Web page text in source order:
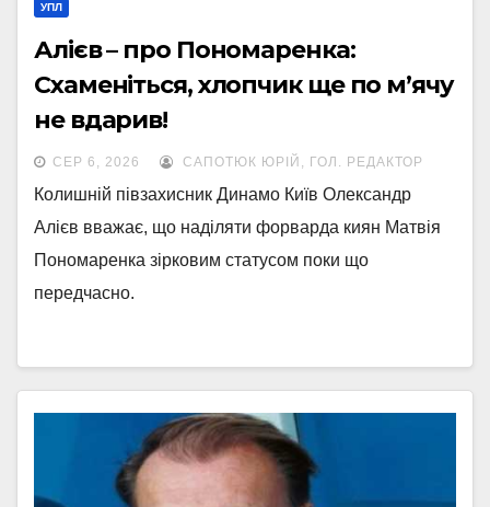
УПЛ
Алієв – про Пономаренка:
Схаменіться, хлопчик ще по м’ячу
не вдарив!
СЕР 6, 2026 САПОТЮК ЮРІЙ, ГОЛ. РЕДАКТОР
Колишній півзахисник Динамо Київ Олександр
Алієв вважає, що наділяти форварда киян Матвія
Пономаренка зірковим статусом поки що
передчасно.